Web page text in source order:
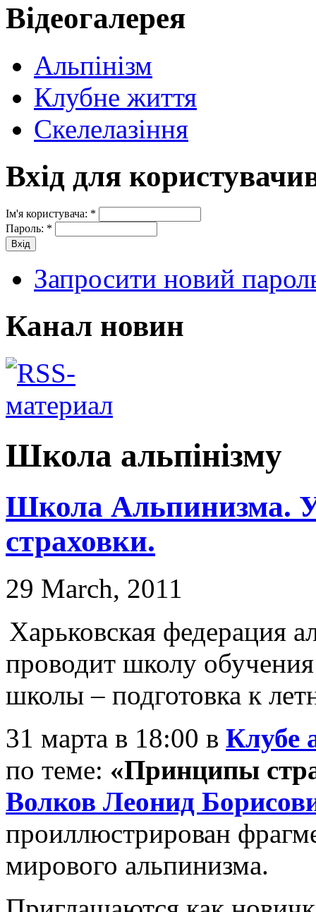
Відеогалерея
Альпінізм
Клубне життя
Скелелазіння
Вхід для
Ім'я користувача: *
Пароль: *
Запросити новий
Канал новин
Школа альпінізму
Школа Альпинизма.
страховки.
29 March, 2011
Харьковская федерация
проводит школу
школы – подготовка к
31 марта в 18:00 в Клубе
по теме: «Принципы
Волков Леонид
проиллюстрирован
мирового альпинизма.